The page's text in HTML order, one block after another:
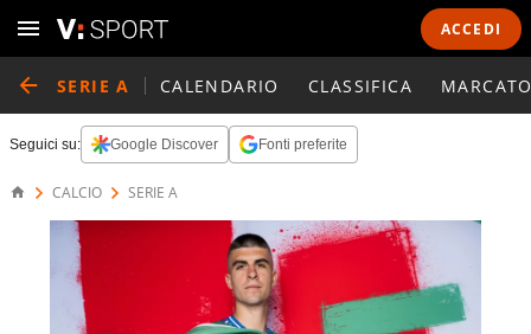
ACCEDI
SERIE A CALENDARIO CLASSIFICA
Seguici su: Google Discover Fonti preferite
CALCIO SERIE A